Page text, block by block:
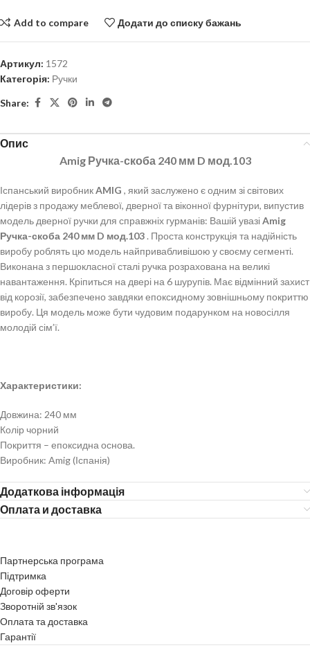
Add to compare Додати до списку бажань
Артикул: 1572
Категорія: Ручки
Share:
Опис
Amig Ручка-скоба 240 мм D мод.103
Іспанський виробникAMIG , який заслужено є одним зі світових
лідерів з продажу меблевої, дверної та віконної фурнітури, випустив
модель дверної ручки для справжніх гурманів: Вашій увазіAmig
Ручка-скоба 240 мм D мод.103 . Проста конструкція та надійність
виробу роблять цю модель найпривабливішою у своєму сегменті.
Виконана з першокласної сталі ручка розрахована на великі
навантаження. Кріпиться на двері на 6 шурупів. Має відмінний захист
від корозії, забезпечено завдяки епоксидному зовнішньому покриттю
виробу. Ця модель може бути чудовим подарунком на новосілля
молодій сім’ї.
Характеристики:
Довжина: 240 мм
Колір чорний
Покриття – епоксидна основа.
Виробник: Amig (Іспанія)
Додаткова інформація
Оплата и доставка
Партнерська програма
Підтримка
Договір оферти
Зворотній зв'язок
Оплата та доставка
Гарантії